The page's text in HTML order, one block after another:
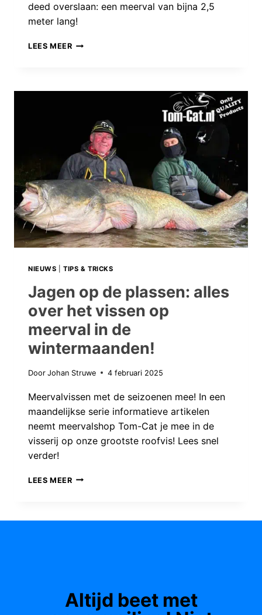
deed overslaan: een meerval van bijna 2,5
meter lang!
LEES MEERSTRIJDEN
HOLST
VAN
DE
NACHT
LOOP
IK
TEGEN
DE
VANGST
VAN
LEVEN
AAN!
NIEUWS |TIPS & TRICKS
Jagen op de plassen: alles
over het vissen op
meerval in de
wintermaanden!
Door Johan Struwe 4 februari 2025
Meervalvissen met de seizoenen mee! In een
maandelijkse serie informatieve artikelen
neemt meervalshop Tom-Cat je mee in de
visserij op onze grootste roofvis! Lees snel
verder!
LEES MEERJAGEN
PLASSEN:
OP
MEERVAL
Altijd beet met